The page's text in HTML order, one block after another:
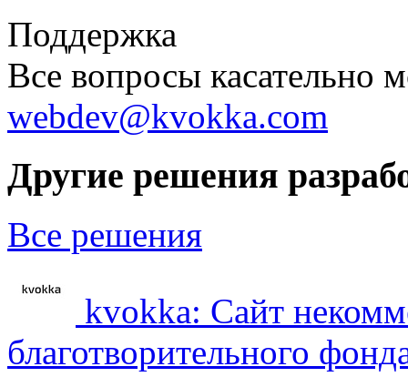
Поддержка
Все вопросы касательно
webdev@kvokka.com
Другие решения
Все решения
kvokka: Сайт
благотворительного